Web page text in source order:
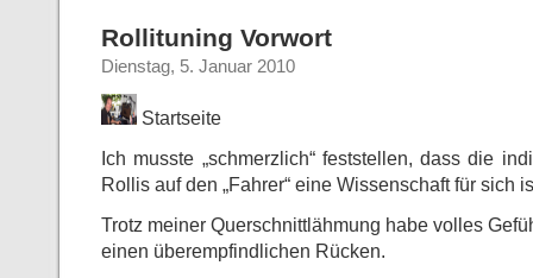
Rollituning Vorwort
Dienstag, 5. Januar 2010
Startseite
Ich musste „schmerzlich“ feststellen, dass die
Rollis auf den „Fahrer“ eine Wissenschaft für sich
Trotz meiner Querschnittlähmung habe volles
einen überempfindlichen Rücken.